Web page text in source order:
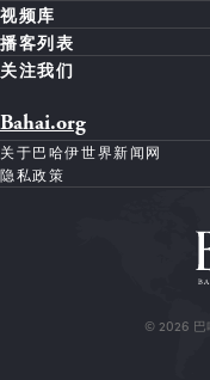
视频库
播客列表
关注我们
Bahai.org
关于巴哈伊世界新闻网
隐私政策
© 2026 巴